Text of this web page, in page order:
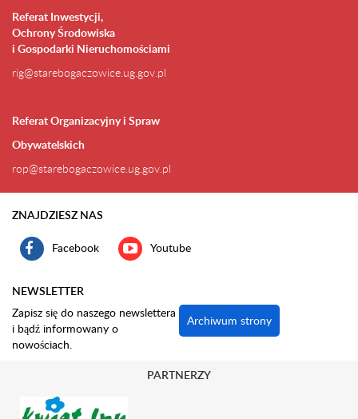
Referat Inwestycji,
Ochrony Środowiska
i Gospodarki Nieruchomościami
rig@starebogaczowice.ug.gov.pl
Referat Organizacyjny i Spraw
Obywatelskich
rop@starebogaczowice.ug.gov.pl
ZNAJDZIESZ NAS
Facebook Youtube
NEWSLETTER
Zapisz się do naszego newslettera
i bądź informowany o
nowościach.
Archiwum strony
PARTNERZY